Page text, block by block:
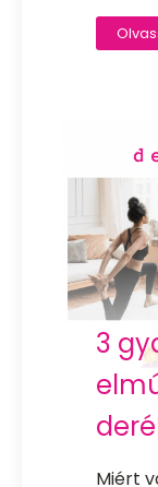
3
Miért